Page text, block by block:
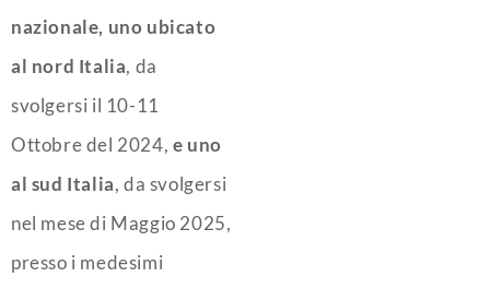
nazionale, uno ubicato
al nord Italia, da
svolgersi il 10-11
Ottobre del 2024, e uno
al sud Italia, da svolgersi
nel mese di Maggio 2025,
presso i medesimi